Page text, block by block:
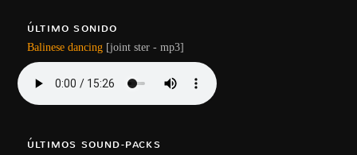
ÚLTIMO SONIDO
Balinese dancing [joint ster - mp3]
ÚLTIMOS SOUND-PACKS